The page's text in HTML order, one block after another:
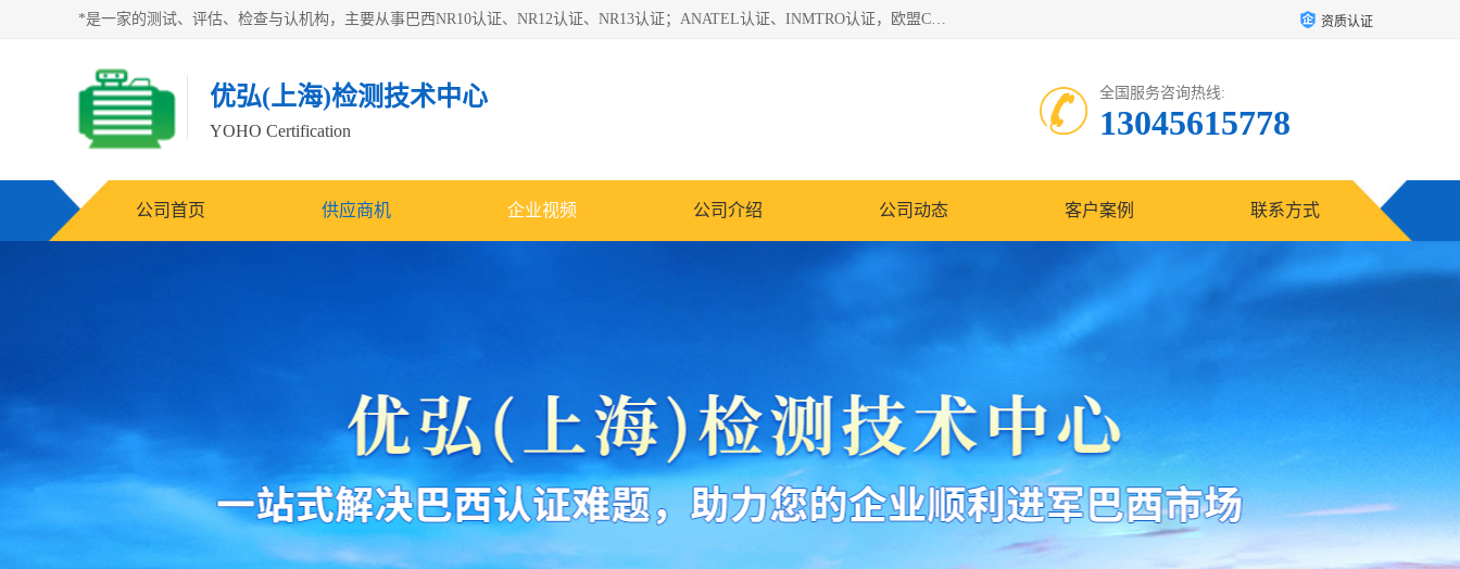
*是一家的测试、评估、检查与认机构，主要从事巴西NR10认证、NR12认证、NR13认证；ANATEL认证、INMTRO认证，欧盟CE认证：MD认证，PED认证，MID认证，ATEX认证，德国蓝色天使认证。 资质认证
优弘(上海)检测技术中心
YOHO Certification
全国服务咨询热线:
13045615778
公司首页 供应商机 企业视频 公司介绍 公司动态 客户案例 联系方式